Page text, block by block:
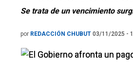
Se trata de un vencimiento
por REDACCIÓN CHUBUT 03/11/2025 -